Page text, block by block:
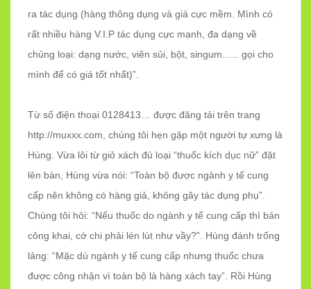
ra tác dụng (hàng thông dụng và giá cực mềm. Mình có
rất nhiều hàng V.I.P tác dụng cực mạnh, đa dạng về
chủng loại: dạng nước, viên sủi, bột, singum...... gọi cho
mình để có giá tốt nhất)”.
Từ số điện thoại 0128413… được đăng tải trên trang
http://muxxx.com, chúng tôi hẹn gặp một người tự xưng là
Hùng. Vừa lôi từ giỏ xách đủ loại “thuốc kích dục nữ” đặt
lên bàn, Hùng vừa nói: “Toàn bộ được ngành y tế cung
cấp nên không có hàng giả, không gây tác dụng phụ”.
Chúng tôi hỏi: “Nếu thuốc do ngành y tế cung cấp thì bán
công khai, cớ chi phải lén lút như vầy?”. Hùng đánh trống
lảng: “Mặc dù ngành y tế cung cấp nhưng thuốc chưa
được công nhận vì toàn bộ là hàng xách tay”. Rồi Hùng